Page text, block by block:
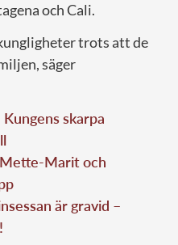
och Cali.
trots att de
säger
skarpa
Marit och
är gravid –